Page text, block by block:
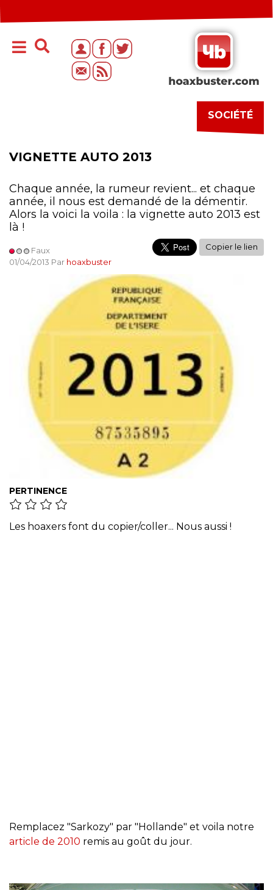
SOCIÉTÉ
VIGNETTE AUTO 2013
Chaque année, la rumeur revient... et chaque
année, il nous est demandé de la démentir.
Alors la voici la voila : la vignette auto 2013 est
là !
Faux
01/04/2013 Par hoaxbuster
Copier le lien
PERTINENCE
Les hoaxers font du copier/coller... Nous aussi !
Remplacez "Sarkozy" par "Hollande" et voila notre
article de 2010 remis au goût du jour.